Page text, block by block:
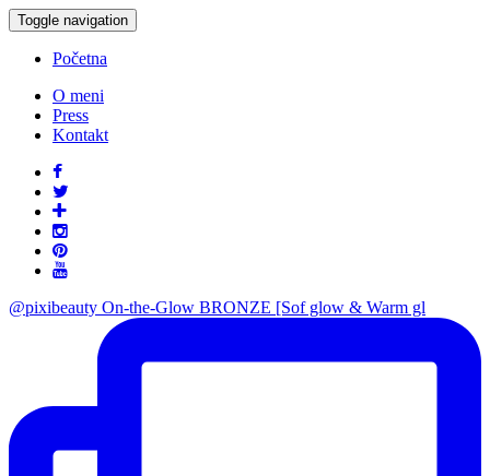
Toggle navigation
Početna
O meni
Press
Kontakt
@pixibeauty On-the-Glow BRONZE [Sof glow & Warm gl